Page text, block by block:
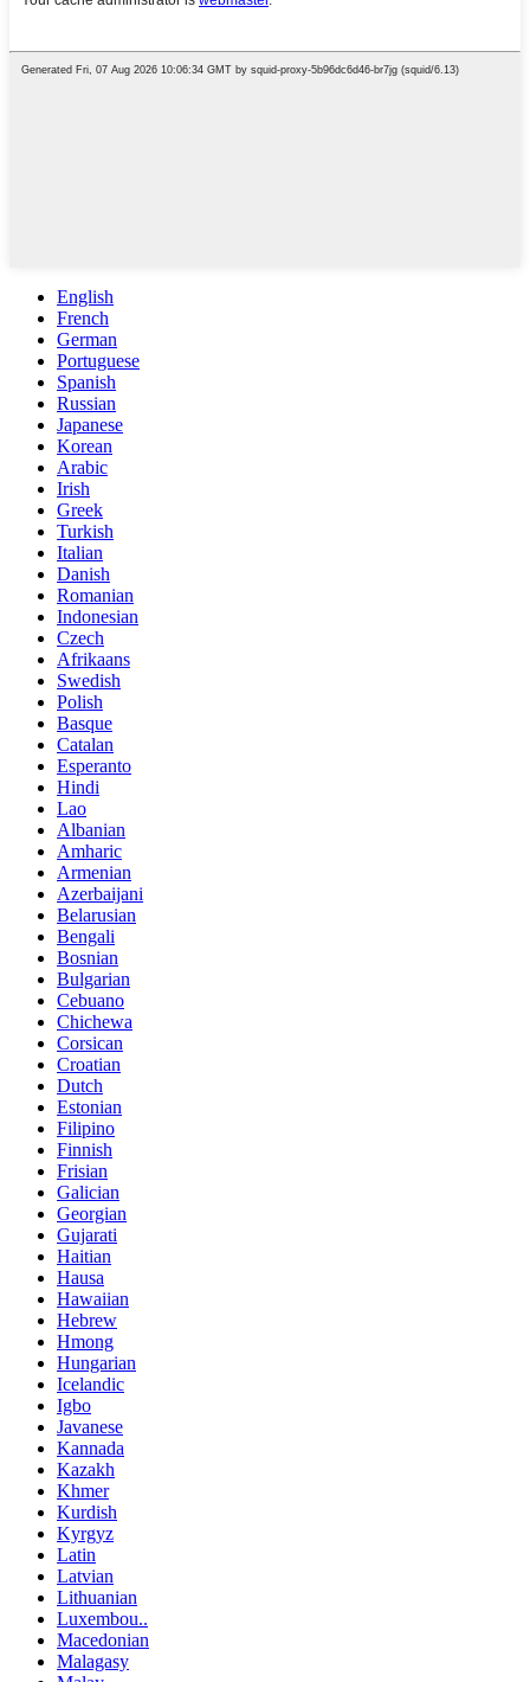
English
French
German
Portuguese
Spanish
Russian
Japanese
Korean
Arabic
Irish
Greek
Turkish
Italian
Danish
Romanian
Indonesian
Czech
Afrikaans
Swedish
Polish
Basque
Catalan
Esperanto
Hindi
Lao
Albanian
Amharic
Armenian
Azerbaijani
Belarusian
Bengali
Bosnian
Bulgarian
Cebuano
Chichewa
Corsican
Croatian
Dutch
Estonian
Filipino
Finnish
Frisian
Galician
Georgian
Gujarati
Haitian
Hausa
Hawaiian
Hebrew
Hmong
Hungarian
Icelandic
Igbo
Javanese
Kannada
Kazakh
Khmer
Kurdish
Kyrgyz
Latin
Latvian
Lithuanian
Luxembou..
Macedonian
Malagasy